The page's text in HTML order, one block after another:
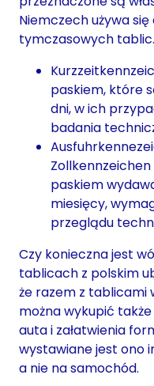
Niemczech używa
tymczasowych
paskiem, które
dni, w ich
badania
paskiem
miesięcy,
przeglądu
Czy konieczna jest
tablicach z polskim
że razem z tablicami
można wykupić
auta i załatwienia
wystawiane jest ono
a nie na samochód.